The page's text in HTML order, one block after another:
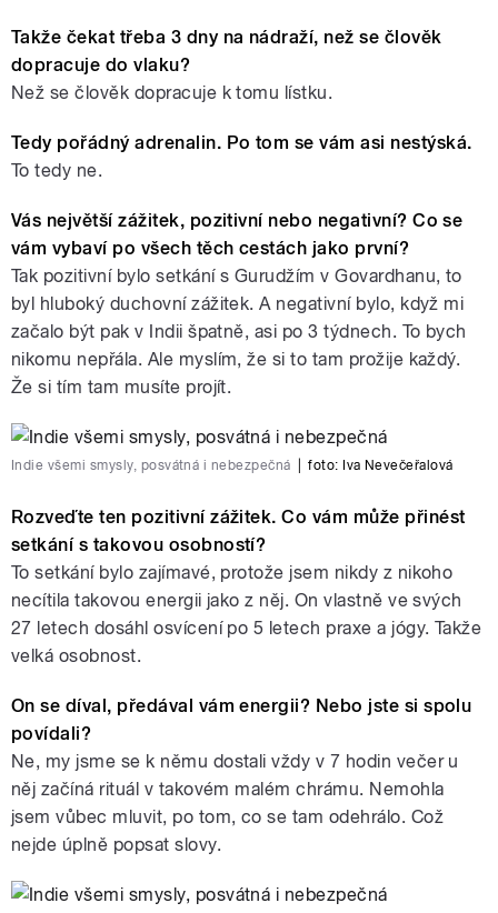
Takže čekat třeba 3 dny na nádraží, než se člověk
dopracuje do vlaku?
Než se člověk dopracuje k tomu lístku.
Tedy pořádný adrenalin. Po tom se vám asi nestýská.
To tedy ne.
Vás největší zážitek, pozitivní nebo negativní? Co se
vám vybaví po všech těch cestách jako první?
Tak pozitivní bylo setkání s Gurudžím v Govardhanu, to
byl hluboký duchovní zážitek. A negativní bylo, když mi
začalo být pak v Indii špatně, asi po 3 týdnech. To bych
nikomu nepřála. Ale myslím, že si to tam prožije každý.
Že si tím tam musíte projít.
Indie všemi smysly, posvátná i nebezpečná foto:Iva Nevečeřalová
Rozveďte ten pozitivní zážitek. Co vám může přinést
setkání s takovou osobností?
To setkání bylo zajímavé, protože jsem nikdy z nikoho
necítila takovou energii jako z něj. On vlastně ve svých
27 letech dosáhl osvícení po 5 letech praxe a jógy. Takže
velká osobnost.
On se díval, předával vám energii? Nebo jste si spolu
povídali?
Ne, my jsme se k němu dostali vždy v 7 hodin večer u
něj začíná rituál v takovém malém chrámu. Nemohla
jsem vůbec mluvit, po tom, co se tam odehrálo. Což
nejde úplně popsat slovy.